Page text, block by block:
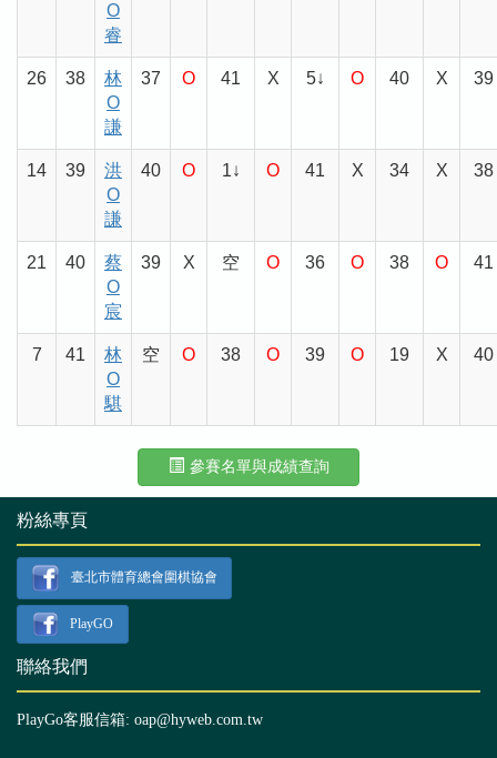
O
睿
26 38
林
O
謙
37 O 41 X 5↓ O 40 X 39
14 39
洪
O
謙
40 O 1↓ O 41 X 34 X 38
21 40
蔡
O
宸
39 X 空 O 36 O 38 O 41
7 41
林
O
騏
空 O 38 O 39 O 19 X 40
參賽名單與成績查詢
粉絲專頁
臺北市體育總會圍棋協會
PlayGO
聯絡我們
PlayGo客服信箱: oap@hyweb.com.tw